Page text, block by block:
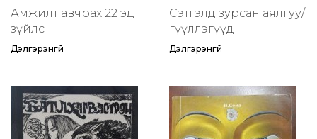
Амжилт авчрах 22 эд
зүйлс
Дэлгэрэнгүй
Сэтгэлд зурсан аялгуу/
өгүүллэгүүд
Дэлгэрэнгүй